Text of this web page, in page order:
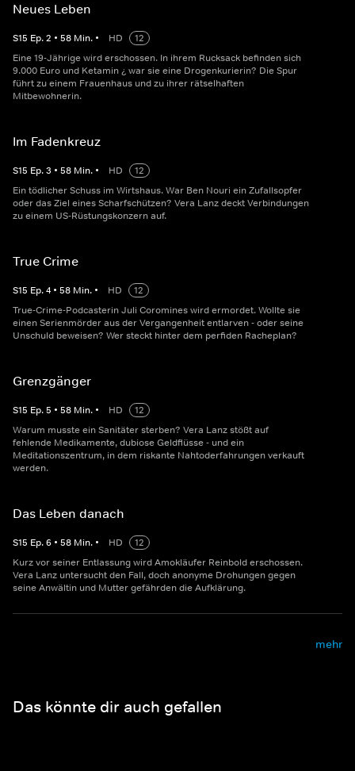
Neues Leben
S15 Ep.2 • 58 Min. • HD
12
Eine 19-Jährige wird erschossen. In ihrem Rucksack befinden sich
9.000 Euro und Ketamin ¿ war sie eine Drogenkurierin? Die Spur
führt zu einem Frauenhaus und zu ihrer rätselhaften
Mitbewohnerin.
Im Fadenkreuz
S15 Ep.3 • 58 Min. • HD
12
Ein tödlicher Schuss im Wirtshaus. War Ben Nouri ein Zufallsopfer
oder das Ziel eines Scharfschützen? Vera Lanz deckt Verbindungen
zu einem US-Rüstungskonzern auf.
True Crime
S15 Ep.4 • 58 Min. • HD
12
True-Crime-Podcasterin Juli Coromines wird ermordet. Wollte sie
einen Serienmörder aus der Vergangenheit entlarven - oder seine
Unschuld beweisen? Wer steckt hinter dem perfiden Racheplan?
Grenzgänger
S15 Ep.5 • 58 Min. • HD
12
Warum musste ein Sanitäter sterben? Vera Lanz stößt auf
fehlende Medikamente, dubiose Geldflüsse - und ein
Meditationszentrum, in dem riskante Nahtoderfahrungen verkauft
werden.
Das Leben danach
S15 Ep.6 • 58 Min. • HD
12
Kurz vor seiner Entlassung wird Amokläufer Reinbold erschossen.
Vera Lanz untersucht den Fall, doch anonyme Drohungen gegen
seine Anwältin und Mutter gefährden die Aufklärung.
mehr
Das könnte dir auch gefallen